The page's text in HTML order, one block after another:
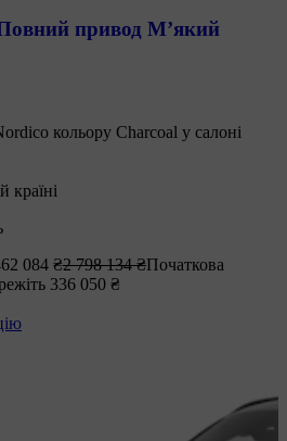
привод М’який
кольору Charcoal у салоні
країні
084 ₴2 798 134 ₴Початкова
336 050 ₴